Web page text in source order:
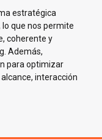
estratégica
que nos permite
coherente y
Además,
para optimizar
interacción